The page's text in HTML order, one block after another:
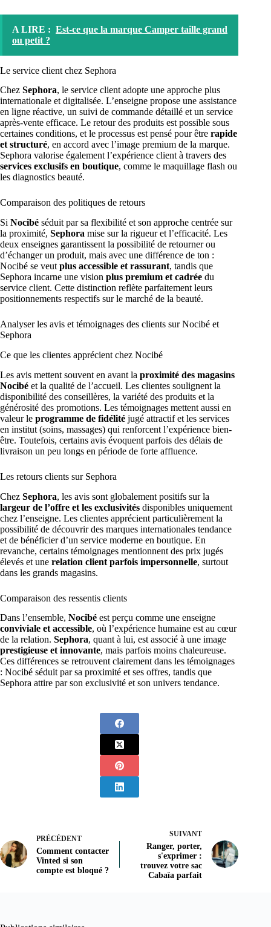
A LIRE : Est-ce que la marque Camper taille grand
ou petit ?
Le service client chez Sephora
Chez Sephora, le service client adopte une approche plus
internationale et digitalisée. L’enseigne propose une assistance
en ligne réactive, un suivi de commande détaillé et un service
après-vente efficace. Le retour des produits est possible sous
certaines conditions, et le processus est pensé pour être rapide
et structuré, en accord avec l’image premium de la marque.
Sephora valorise également l’expérience client à travers des
services exclusifs en boutique, comme le maquillage flash ou
les diagnostics beauté.
Comparaison des politiques de retours
Si Nocibé séduit par sa flexibilité et son approche centrée sur
la proximité, Sephora mise sur la rigueur et l’efficacité. Les
deux enseignes garantissent la possibilité de retourner ou
d’échanger un produit, mais avec une différence de ton :
Nocibé se veut plus accessible et rassurant, tandis que
Sephora incarne une vision plus premium et cadrée du
service client. Cette distinction reflète parfaitement leurs
positionnements respectifs sur le marché de la beauté.
Analyser les avis et témoignages des clients sur Nocibé et
Sephora
Ce que les clientes apprécient chez Nocibé
Les avis mettent souvent en avant la proximité des magasins
Nocibé et la qualité de l’accueil. Les clientes soulignent la
disponibilité des conseillères, la variété des produits et la
générosité des promotions. Les témoignages mettent aussi en
valeur le programme de fidélité jugé attractif et les services
en institut (soins, massages) qui renforcent l’expérience bien-
être. Toutefois, certains avis évoquent parfois des délais de
livraison un peu longs en période de forte affluence.
Les retours clients sur Sephora
Chez Sephora, les avis sont globalement positifs sur la
largeur de l’offre et les exclusivités disponibles uniquement
chez l’enseigne. Les clientes apprécient particulièrement la
possibilité de découvrir des marques internationales tendance
et de bénéficier d’un service moderne en boutique. En
revanche, certains témoignages mentionnent des prix jugés
élevés et une relation client parfois impersonnelle, surtout
dans les grands magasins.
Comparaison des ressentis clients
Dans l’ensemble, Nocibé est perçu comme une enseigne
conviviale et accessible, où l’expérience humaine est au cœur
de la relation. Sephora, quant à lui, est associé à une image
prestigieuse et innovante, mais parfois moins chaleureuse.
Ces différences se retrouvent clairement dans les témoignages
: Nocibé séduit par sa proximité et ses offres, tandis que
Sephora attire par son exclusivité et son univers tendance.
PRÉCÉDENT
Comment contacter
Vinted si son
compte est bloqué ?
SUIVANT
Ranger, porter,
s'exprimer :
trouvez votre sac
Cabaïa parfait